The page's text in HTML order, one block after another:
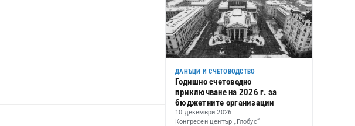
ДАНЪЦИ И СЧЕТОВОДСТВО
Годишно счетоводно
приключване на 2026 г. за
бюджетните организации
10 декември 2026
Конгресен център „Глобус“ –